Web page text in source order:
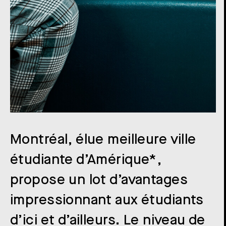
Montréal, élue meilleure ville
étudiante d’Amérique*,
propose un lot d’avantages
impressionnant aux étudiants
d’ici et d’ailleurs. Le niveau de